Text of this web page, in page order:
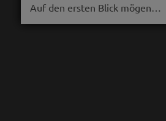
Auf den ersten Blick mögen…